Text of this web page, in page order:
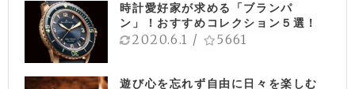
時計愛好家が求める「ブランパ
ン」！おすすめコレクション５選！
2020.6.1 / 5661
遊び心を忘れず自由に日々を楽しむ